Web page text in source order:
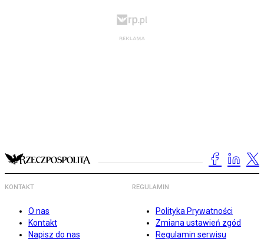
KONTAKT
O nas
Kontakt
Napisz do nas
REGULAMIN
Polityka Prywatności
Zmiana ustawień zgód
Regulamin serwisu